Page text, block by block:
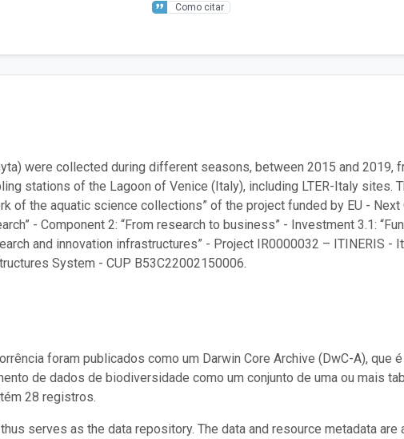
Como citar
were collected during different seasons, between 2015 and 2019,
stations of the Lagoon of Venice (Italy), including LTER-Italy sites.
of the aquatic science collections” of the project funded by EU - Next
- Component 2: “From research to business” - Investment 3.1:
and innovation infrastructures” - Project IR0000032 – ITINERIS -
System - CUP B53C22002150006.
foram publicados como um Darwin Core Archive (DwC-A), que
de dados de biodiversidade como um conjunto de uma ou mais
28 registros.
serves as the data repository. The data and resource metadata are